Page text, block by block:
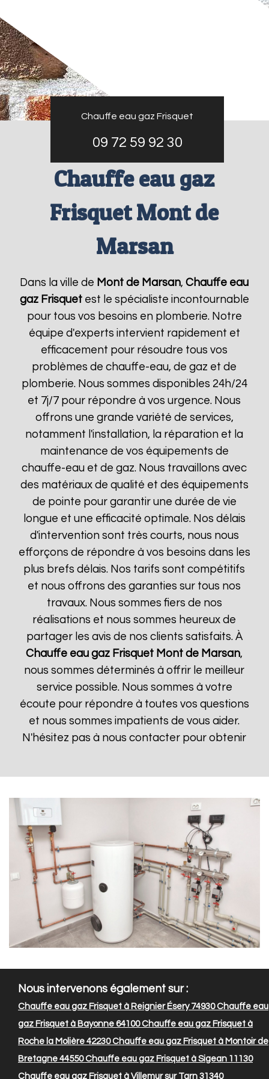
Chauffe eau gaz Frisquet
09 72 59 92 30
Chauffe eau gaz
Frisquet Mont de
Marsan
Dans la ville de Mont de Marsan,Chauffe eau
gaz Frisquetest le spécialiste incontournable
pour tous vos besoins en plomberie. Notre
équipe d'experts intervient rapidement et
efficacement pour résoudre tous vos
problèmes de chauffe-eau, de gaz et de
plomberie. Nous sommes disponibles 24h/24
et 7j/7 pour répondre à vos urgence. Nous
offrons une grande variété de services,
notamment l'installation, la réparation et la
maintenance de vos équipements de
chauffe-eau et de gaz. Nous travaillons avec
des matériaux de qualité et des équipements
de pointe pour garantir une durée de vie
longue et une efficacité optimale. Nos délais
d'intervention sont très courts, nous nous
efforçons de répondre à vos besoins dans les
plus brefs délais. Nos tarifs sont compétitifs
et nous offrons des garanties sur tous nos
travaux. Nous sommes fiers de nos
réalisations et nous sommes heureux de
partager les avis de nos clients satisfaits. À
Chauffe eau gaz Frisquet Mont de Marsan,
nous sommes déterminés à offrir le meilleur
service possible. Nous sommes à votre
écoute pour répondre à toutes vos questions
et nous sommes impatients de vous aider.
N'hésitez pas à nous contacter pour obtenir
Nous intervenons également sur :
Chauffe eau gaz Frisquet à Reignier Ésery 74930Chauffe eau
gaz Frisquet à Bayonne 64100Chauffe eau gaz Frisquet à
Roche la Molière 42230Chauffe eau gaz Frisquet à Montoir de
Bretagne 44550Chauffe eau gaz Frisquet à Sigean 11130
Chauffe eau gaz Frisquet à Villemur sur Tarn 31340